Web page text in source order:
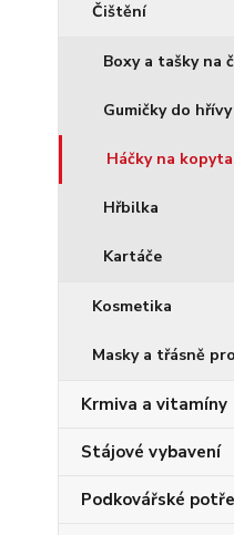
Čištění
Boxy a tašky na
Gumičky do hřívy
Háčky na kopyta
Hřbilka
Kartáče
Kosmetika
Masky a třásně
Krmiva a vitamíny
Stájové vybavení
Podkovářské